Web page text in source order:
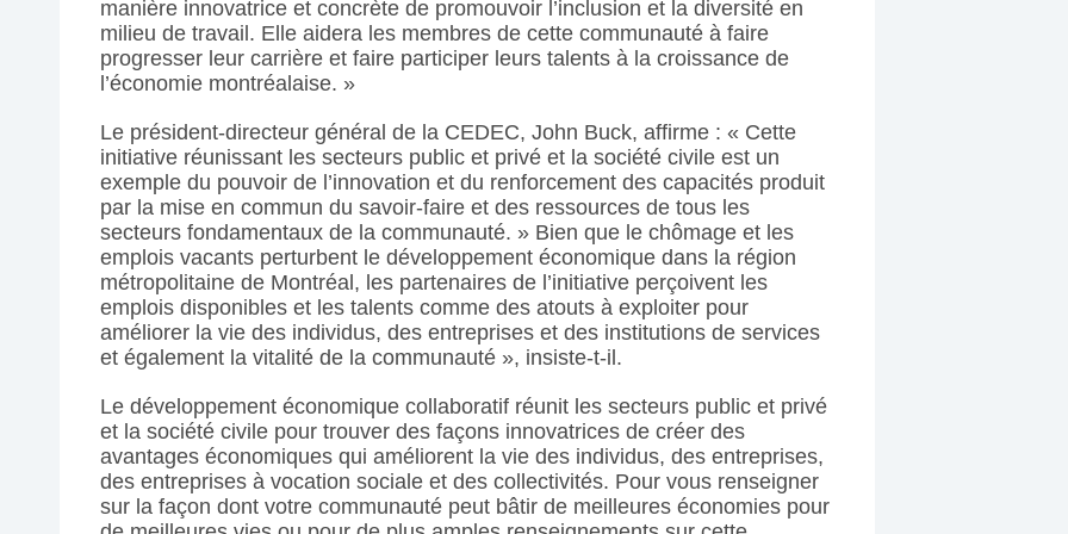
manière innovatrice et concrète de promouvoir l’inclusion et la diversité en
milieu de travail. Elle aidera les membres de cette communauté à faire
progresser leur carrière et faire participer leurs talents à la croissance de
l’économie montréalaise. »
Le président-directeur général de la CEDEC, John Buck, affirme : « Cette
initiative réunissant les secteurs public et privé et la société civile est un
exemple du pouvoir de l’innovation et du renforcement des capacités produit
par la mise en commun du savoir-faire et des ressources de tous les
secteurs fondamentaux de la communauté. » Bien que le chômage et les
emplois vacants perturbent le développement économique dans la région
métropolitaine de Montréal, les partenaires de l’initiative perçoivent les
emplois disponibles et les talents comme des atouts à exploiter pour
améliorer la vie des individus, des entreprises et des institutions de services
et également la vitalité de la communauté », insiste-t-il.
Le développement économique collaboratif réunit les secteurs public et privé
et la société civile pour trouver des façons innovatrices de créer des
avantages économiques qui améliorent la vie des individus, des entreprises,
des entreprises à vocation sociale et des collectivités. Pour vous renseigner
sur la façon dont votre communauté peut bâtir de meilleures économies pour